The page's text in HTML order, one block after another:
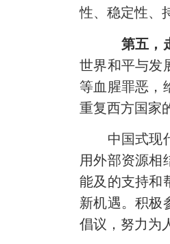
性、稳定性、
第五，
世界和平与发
等血腥罪恶，
重复西方国家
中国式现代
用外部资源相
能及的支持和
新机遇。积极
倡议，努力为